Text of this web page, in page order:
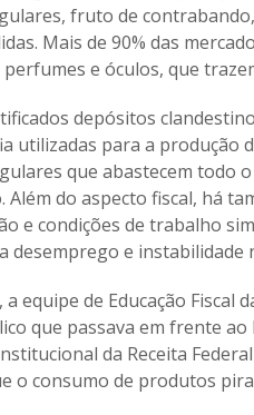
fruto de
Mais de 90% das
e óculos, que
depósitos
utilizadas para a produção
que abastecem todo
Além do aspecto fiscal, há
e condições de trabalho
desemprego e instabilidade
equipe de Educação Fiscal
que passava em frente
da Receita
o consumo de produtos